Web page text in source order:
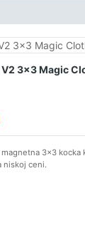
3x3 Magic
3x3 kocka
niskoj ceni.